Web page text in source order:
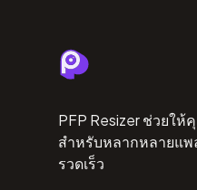
PFP Resizer ช่วยใ
สำหรับหลากหลายแพ
รวดเร็ว